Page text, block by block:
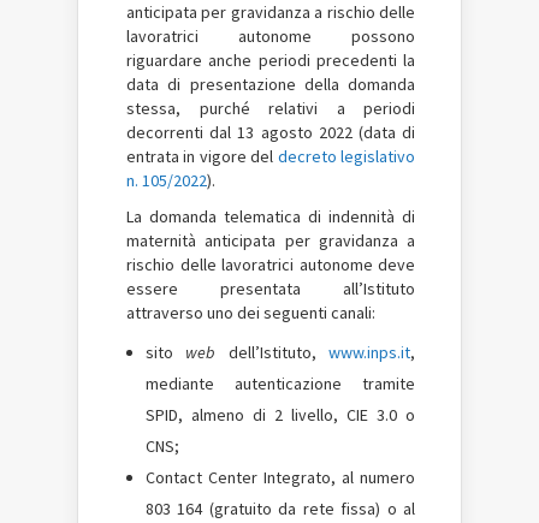
anticipata per gravidanza a rischio delle
lavoratrici autonome possono
riguardare anche periodi precedenti la
data di presentazione della domanda
stessa, purché relativi a periodi
decorrenti dal 13 agosto 2022 (data di
entrata in vigore del decreto legislativo
n. 105/2022).
La domanda telematica di indennità di
maternità anticipata per gravidanza a
rischio delle lavoratrici autonome deve
essere presentata all’Istituto
attraverso uno dei seguenti canali:
sito web dell’Istituto,www.inps.it,
mediante autenticazione tramite
SPID, almeno di 2 livello, CIE 3.0 o
CNS;
Contact Center Integrato, al numero
803 164 (gratuito da rete fissa) o al